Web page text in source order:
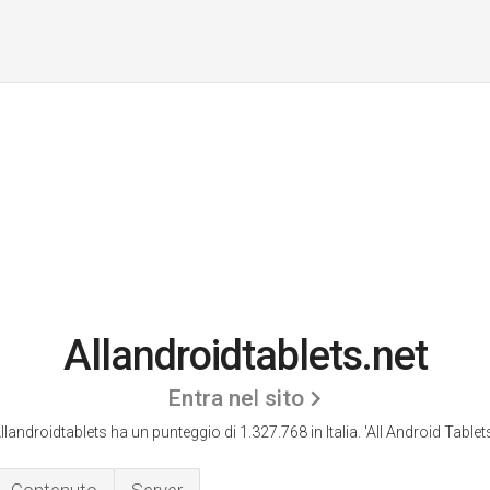
Allandroidtablets.net
Entra nel sito
ha un punteggio di 1.327.768 in Italia. 'All Android